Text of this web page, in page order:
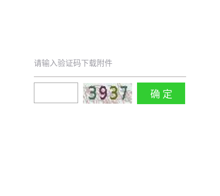
请输入验证码下载附件